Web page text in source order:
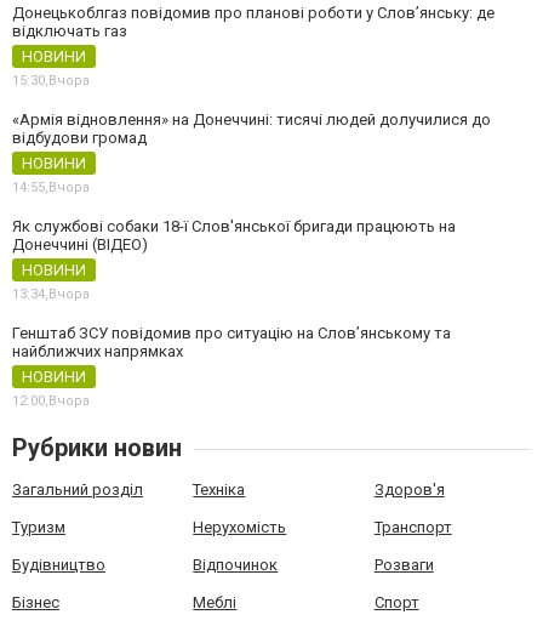
Донецькоблгаз повідомив про планові роботи у Слов’янську: де
відключать газ
НОВИНИ
15:30,Вчора
«Армія відновлення» на Донеччині: тисячі людей долучилися до
відбудови громад
НОВИНИ
14:55,Вчора
Як службові собаки 18-ї Слов'янської бригади працюють на
Донеччині (ВІДЕО)
НОВИНИ
13:34,Вчора
Генштаб ЗСУ повідомив про ситуацію на Слов’янському та
найближчих напрямках
НОВИНИ
12:00,Вчора
Рубрики новин
Загальний розділ Техніка Здоров'я
Туризм Нерухомість Транспорт
Будівництво Відпочинок Розваги
Бізнес Меблі Спорт